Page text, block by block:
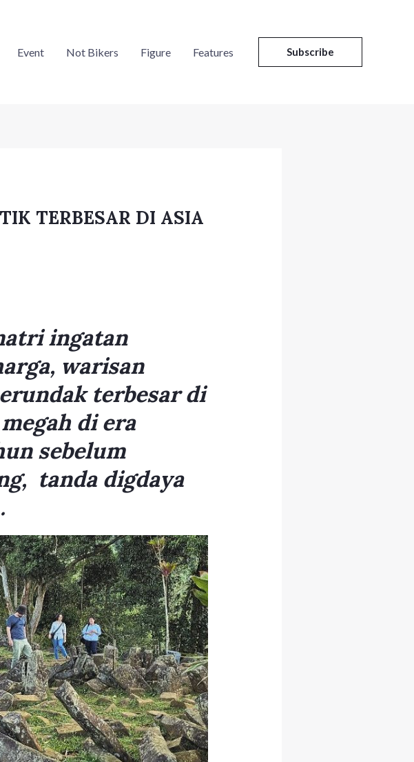
Event Not Bikers Figure Features Subscribe
TERBESAR DI ASIA
ingatan
warisan
terbesar di
di era
sebelum
tanda digdaya